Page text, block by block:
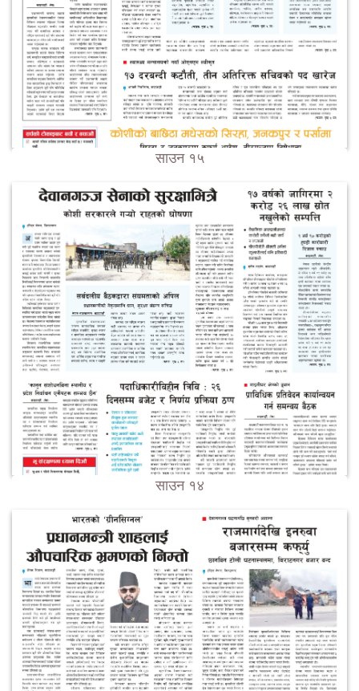
साउन १५
साउन १४